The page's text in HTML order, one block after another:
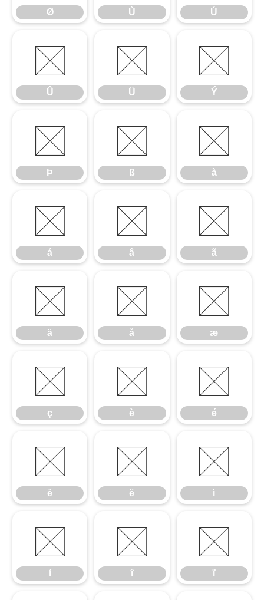
Ø Ù Ú
Û
Û
Ü
Ü
Ý
Ý
Þ
Þ
ß
ß
à
à
á
á
â
â
ã
ã
ä
ä
å
å
æ
æ
ç
ç
è
è
é
é
ê
ê
ë
ë
ì
ì
í
í
î
î
ï
ï